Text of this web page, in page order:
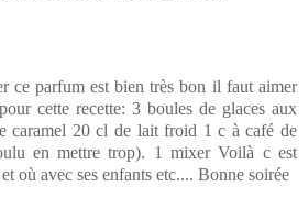
ce parfum est bien très bon il faut aimer
cette recette: 3 boules de glaces aux
caramel 20 cl de lait froid 1 c à café de
en mettre trop). 1 mixer Voilà c est
où avec ses enfants etc.... Bonne soirée